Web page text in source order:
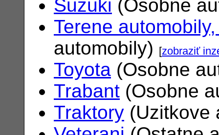
Suzuki (Osobne
Terene
automobily)
[zobraziť
Toyota (Osobne
Trabant (Osobne
Traktory (Uzitkove